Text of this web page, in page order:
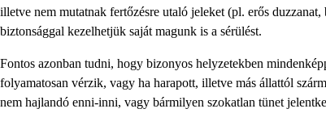
illetve nem mutatnak fertőzésre utaló jeleket (pl. erős
biztonsággal kezelhetjük saját magunk is a sérülést.
Fontos azonban tudni, hogy bizonyos helyzetekben
folyamatosan vérzik, vagy ha harapott, illetve más állattól
nem hajlandó enni-inni, vagy bármilyen szokatlan tünet